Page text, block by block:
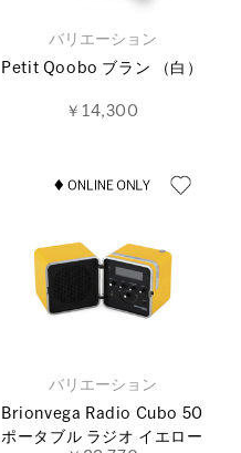
バリエーション
Petit Qoobo ブラン （白）
￥14,300
バリエーション
Brionvega Radio Cubo 50
ポータブル ラジオ イエロー